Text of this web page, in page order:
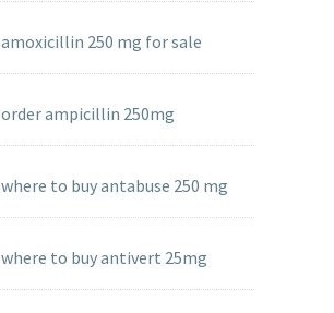
amoxicillin 250 mg for sale
order ampicillin 250mg
where to buy antabuse 250 mg
where to buy antivert 25mg